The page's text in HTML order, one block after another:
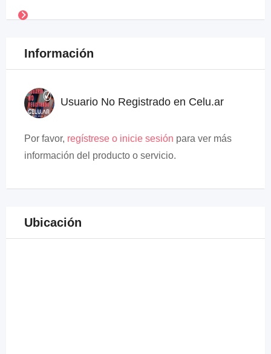
Información
Usuario No Registrado en Celu.ar
Por favor, regístrese o inicie sesión para ver más
información del producto o servicio.
Ubicación